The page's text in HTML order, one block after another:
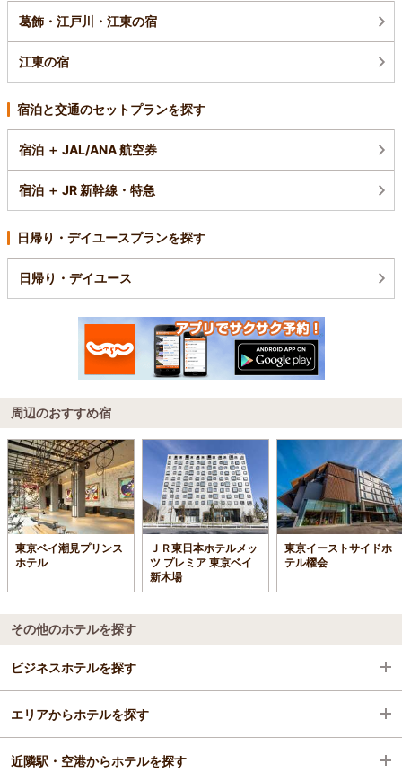
葛飾・江戸川・江東の宿
江東の宿
宿泊と交通のセットプランを探す
宿泊 ＋ JAL/ANA 航空券
宿泊 ＋ JR 新幹線・特急
日帰り・デイユースプランを探す
日帰り・デイユース
周辺のおすすめ宿
東京ベイ潮見プリンス
ホテル
ＪＲ東日本ホテルメッ
ツ プレミア 東京ベイ
新木場
東京イーストサイドホ
テル櫂会
その他のホテルを探す
ビジネスホテルを探す
東京都
葛飾・江戸川・江東
エリアからホテルを探す
東京都
近隣駅・空港からホテルを探す